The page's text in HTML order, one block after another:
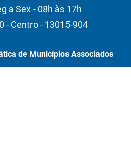
a Sex - 08h às 17h
- Centro - 13015-904
de Municípios Associados